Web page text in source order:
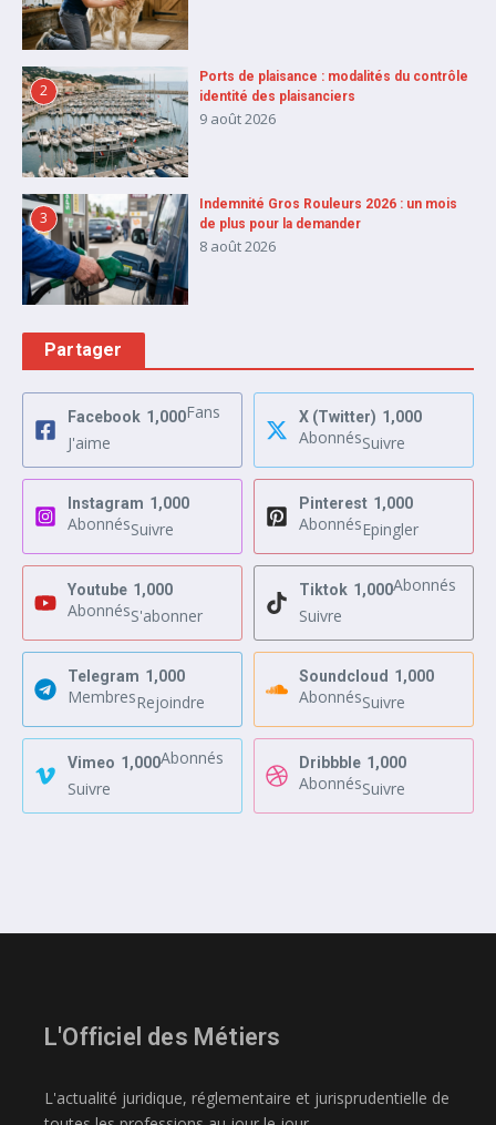
2
Ports de plaisance : modalités du contrôle
identité des plaisanciers
9 août 2026
3
Indemnité Gros Rouleurs 2026 : un mois
de plus pour la demander
8 août 2026
Partager
Facebook 1,000Fans
J'aime
X (Twitter) 1,000
AbonnésSuivre
Instagram 1,000
AbonnésSuivre
Pinterest 1,000
AbonnésEpingler
Youtube 1,000
AbonnésS'abonner
Tiktok 1,000Abonnés
Suivre
Telegram 1,000
MembresRejoindre
Soundcloud 1,000
AbonnésSuivre
Vimeo 1,000Abonnés
Suivre
Dribbble 1,000
AbonnésSuivre
L'Officiel des Métiers
L'actualité juridique, réglementaire et jurisprudentielle de